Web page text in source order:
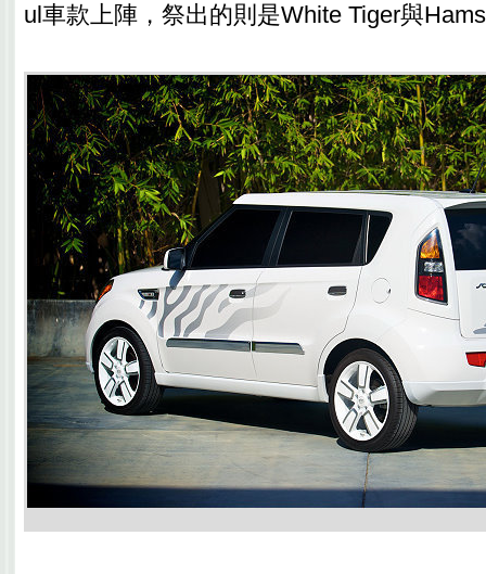
ul車款上陣，祭出的則是White Tiger與